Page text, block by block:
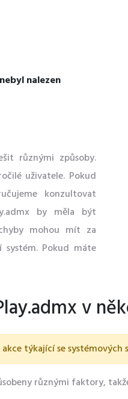
nalezen
různými způsoby.
uživatele. Pokud
konzultovat
by měla být
mohou mít za
systém. Pokud máte
v
týkající se
různými faktory,